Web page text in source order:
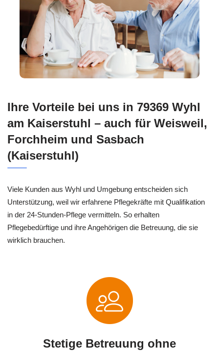
Ihre Vorteile bei uns in 79369 Wyhl
am Kaiserstuhl – auch für Weisweil,
Forchheim und Sasbach
(Kaiserstuhl)
Viele Kunden aus Wyhl und Umgebung entscheiden sich
Unterstützung, weil wir erfahrene Pflegekräfte mit Qualifikation
in der 24-Stunden-Pflege vermitteln. So erhalten
Pflegebedürftige und ihre Angehörigen die Betreuung, die sie
wirklich brauchen.
Stetige Betreuung ohne